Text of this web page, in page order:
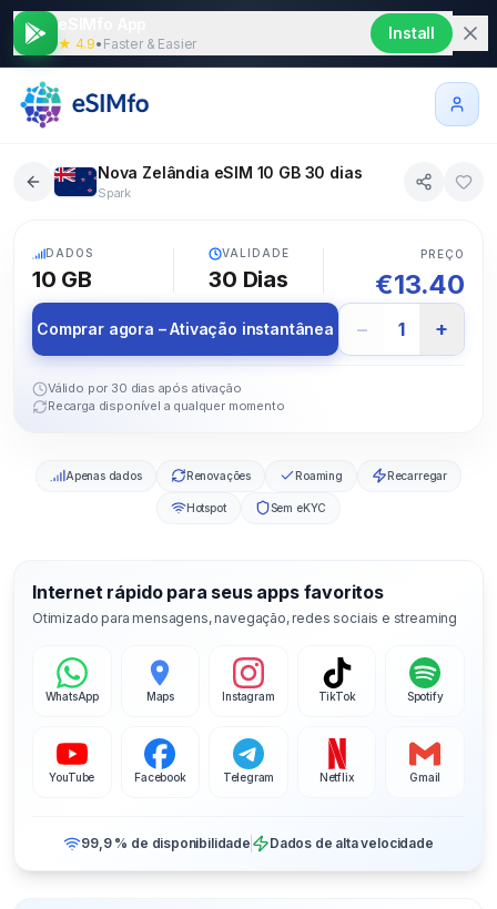
★ 4.9• Faster & Easier
Install
Nova Zelândia eSIM 10 GB 30 dias
Spark
DADOS
10 GB
VALIDADE
30 Dias
PREÇO
€13.40
Comprar agora – Ativação instantânea − 1 +
Válido por 30 dias após ativação
Recarga disponível a qualquer momento
Apenas dados Renovações Roaming Recarregar
Hotspot Sem eKYC
Internet rápido para seus apps favoritos
Otimizado para mensagens, navegação, redes sociais e streaming
WhatsApp Maps Instagram TikTok Spotify
YouTube Facebook Telegram Netflix Gmail
99,9 % de disponibilidade Dados de alta velocidade